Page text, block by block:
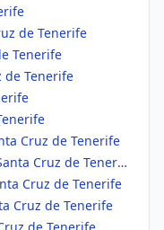
de Tenerife
Tenerife
de Tenerife
Cruz de Tenerife
Tiendas online (e-commerce) en Santa Cruz de Tenerife
Cruz de Tenerife
Cruz de Tenerife